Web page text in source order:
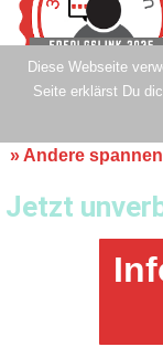
» Andere
Jetzt